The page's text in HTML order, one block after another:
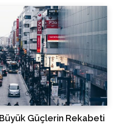
Güçlerin Rekabeti